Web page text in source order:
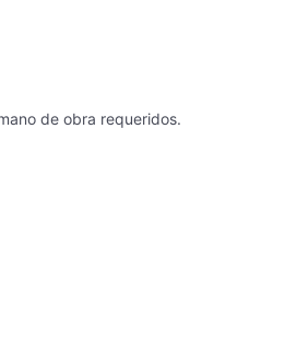
de obra requeridos.